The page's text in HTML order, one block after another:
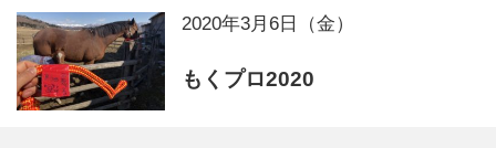
2020年3月6日（金）
もくプロ2020